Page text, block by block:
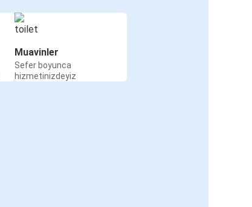
Muavinler
Sefer boyunca
hizmetinizdeyiz